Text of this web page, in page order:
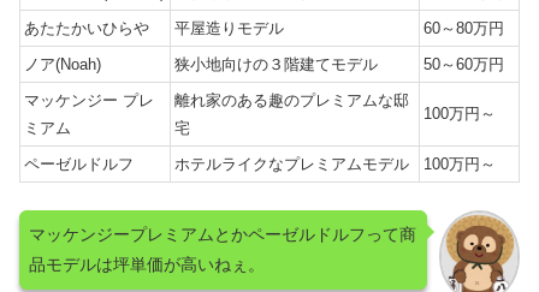
あたたかいひらや
平屋造りモデル
60～80万円
ノア(Noah)
狭小地向けの３階建てモデル
50～60万円
マッケンジー プレ
ミアム
離れ家のある趣のプレミアムな邸
宅
100万円～
ペーゼルドルフ ホテルライクなプレミアムモデル 100万円～
マッケンジープレミアムとかペーゼルドルフって商
品モデルは坪単価が高いねぇ。